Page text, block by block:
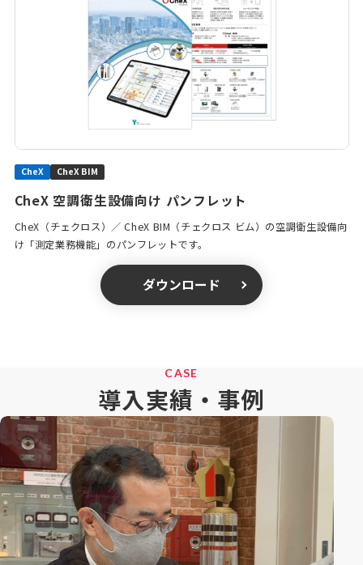
CheX CheX BIM
CheX 空調衛生設備向け パンフレット
CheX（チェクロス）／ CheX BIM（チェクロス ビム）の空調衛生設備向
け「測定業務機能」のパンフレットです。
ダウンロード
CASE
導入実績・事例